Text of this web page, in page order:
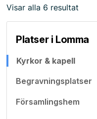
Visar alla 6 resultat
Platser i Lomma
Kyrkor & kapell
Begravningsplatser
Församlingshem